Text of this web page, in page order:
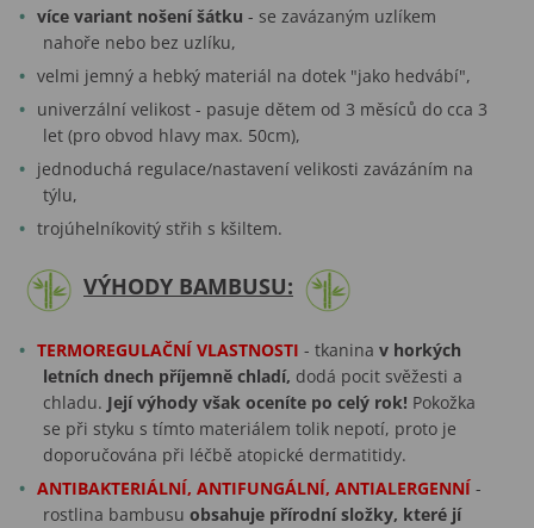
více variant nošení šátku - se zavázaným uzlíkem
nahoře nebo bez uzlíku,
velmi jemný a hebký materiál na dotek "jako hedvábí",
univerzální velikost - pasuje dětem od 3 měsíců do cca 3
let (pro obvod hlavy max. 50cm),
jednoduchá regulace/nastavení velikosti zavázáním na
týlu,
trojúhelníkovitý střih s kšiltem.
VÝHODY BAMBUSU:
TERMOREGULAČNÍ VLASTNOSTI - tkanina v horkých
letních dnech příjemně chladí, dodá pocit svěžesti a
chladu. Její výhody však oceníte po celý rok! Pokožka
se při styku s tímto materiálem tolik nepotí, proto je
doporučována při léčbě atopické dermatitidy.
ANTIBAKTERIÁLNÍ, ANTIFUNGÁLNÍ, ANTIALERGENNÍ -
rostlina bambusu obsahuje přírodní složky, které jí